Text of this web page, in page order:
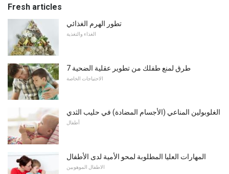
Fresh articles
تطور الهرم الغذائي
الغذاء والتغذية
7 طرق لمنع طفلك من تطوير عقلية الضحية
الاحتياجات الخاصة
الغلوبولين المناعي (الأجسام المضادة) في حليب الثدي
أطفال
المهارات العليا المطلوبة لمحو الأمية لدى الأطفال
الاطفال الموهوبين